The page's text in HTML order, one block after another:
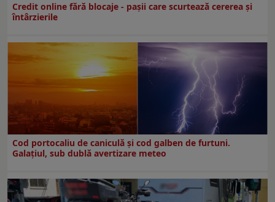
Credit online fără blocaje - pașii care scurtează cererea și
întârzierile
Cod portocaliu de caniculă și cod galben de furtuni.
Galațiul, sub dublă avertizare meteo